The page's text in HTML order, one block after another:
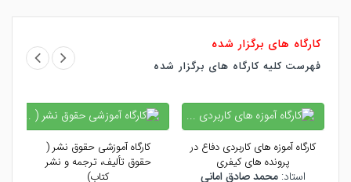
کارگاه های برگزار شده
فهرست کلیه کارگاه های برگزار شده
کارگاه آموزه های کاربردی دفاع در
پرونده های کیفری
استاد: محمد صادق امانی
کارگاه آموزشی حقوق نشر (
حقوق تألیف، ترجمه و نشر
کتاب)